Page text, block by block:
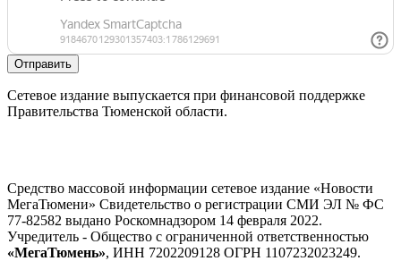
Отправить
Сетевое издание выпускается при финансовой поддержке
Правительства Тюменской области.
Средство массовой информации сетевое издание «Новости
МегаТюмени» Свидетельство о регистрации СМИ ЭЛ № ФС
77-82582 выдано Роскомнадзором 14 февраля 2022.
Учредитель - Общество с ограниченной ответственностью
«МегаТюмень», ИНН 7202209128 ОГРН 1107232023249.